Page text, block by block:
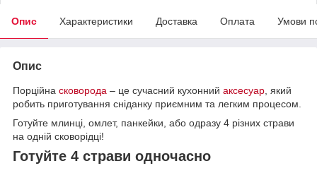
Опис Характеристики Доставка Оплата Умови
Опис
Порційна сковорода – це сучасний кухонний аксесуар , який
робить приготування сніданку приємним та легким процесом.
Готуйте млинці, омлет, панкейки, або одразу 4 різних страви
на одній сковорідці!
Готуйте 4 страви одночасно